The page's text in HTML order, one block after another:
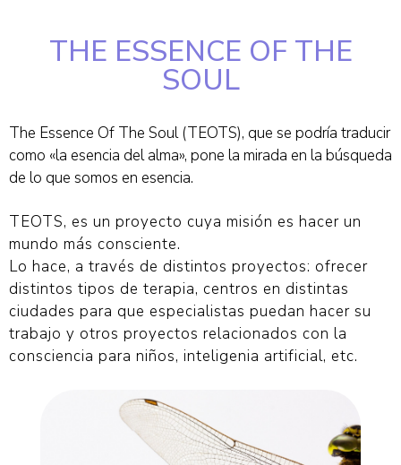
THE ESSENCE OF THE
SOUL
The Essence Of The Soul (TEOTS), que se podría traducir
como «la esencia del alma», pone la mirada en la búsqueda
de lo que somos en esencia.
TEOTS, es un proyecto cuya misión es hacer un
mundo más consciente.
Lo hace, a través de distintos proyectos: ofrecer
distintos tipos de terapia, centros en distintas
ciudades para que especialistas puedan hacer su
trabajo y otros proyectos relacionados con la
consciencia para niños, inteligenia artificial, etc.